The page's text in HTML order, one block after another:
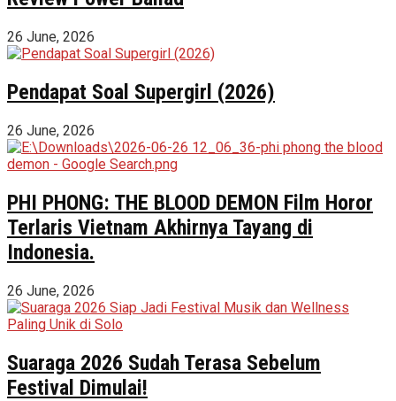
26 June, 2026
Pendapat Soal Supergirl (2026)
26 June, 2026
PHI PHONG: THE BLOOD DEMON Film Horor
Terlaris Vietnam Akhirnya Tayang di
Indonesia.
26 June, 2026
Suaraga 2026 Sudah Terasa Sebelum
Festival Dimulai!